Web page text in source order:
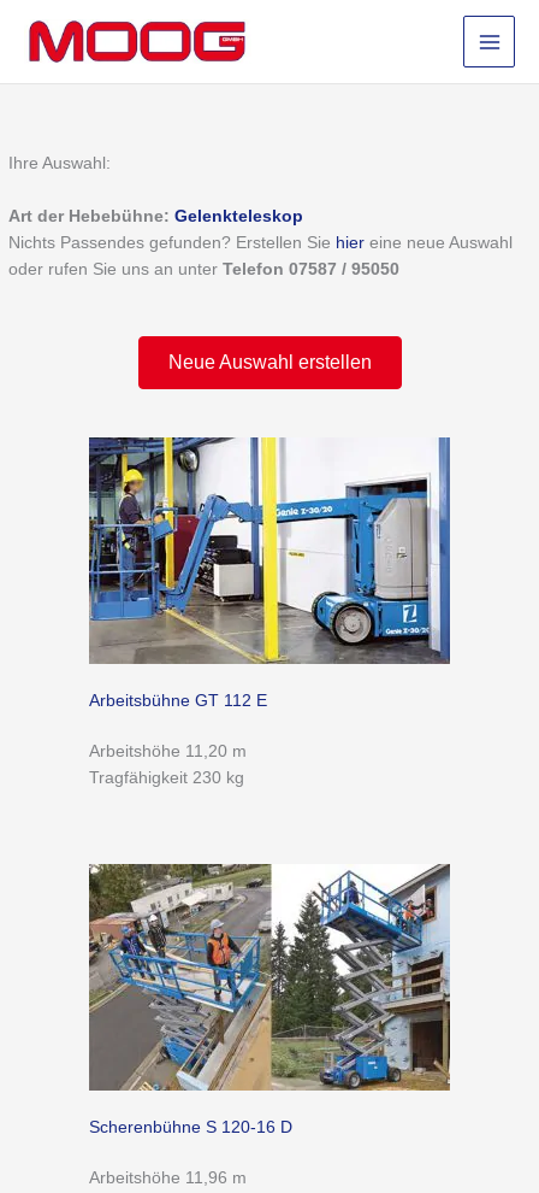
Inhalt
springen
Ihre Auswahl:
Art der Hebebühne:Gelenkteleskop
Nichts Passendes gefunden? Erstellen Sie hier eine neue Auswahl
oder rufen Sie uns an unterTelefon 07587 / 95050
Neue Auswahl erstellen
Arbeitsbühne GT 112 E
Arbeitshöhe 11,20 m
Tragfähigkeit 230 kg
Scherenbühne S 120-16 D
Arbeitshöhe 11,96 m